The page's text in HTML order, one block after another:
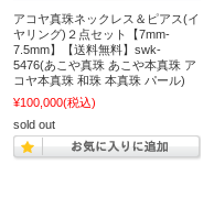
アコヤ真珠ネックレス＆ピアス(イ
ヤリング)２点セット【7mm-
7.5mm】【送料無料】swk-
5476(あこや真珠 あこや本真珠 ア
コヤ本真珠 和珠 本真珠 パール)
¥100,000(税込)
sold out